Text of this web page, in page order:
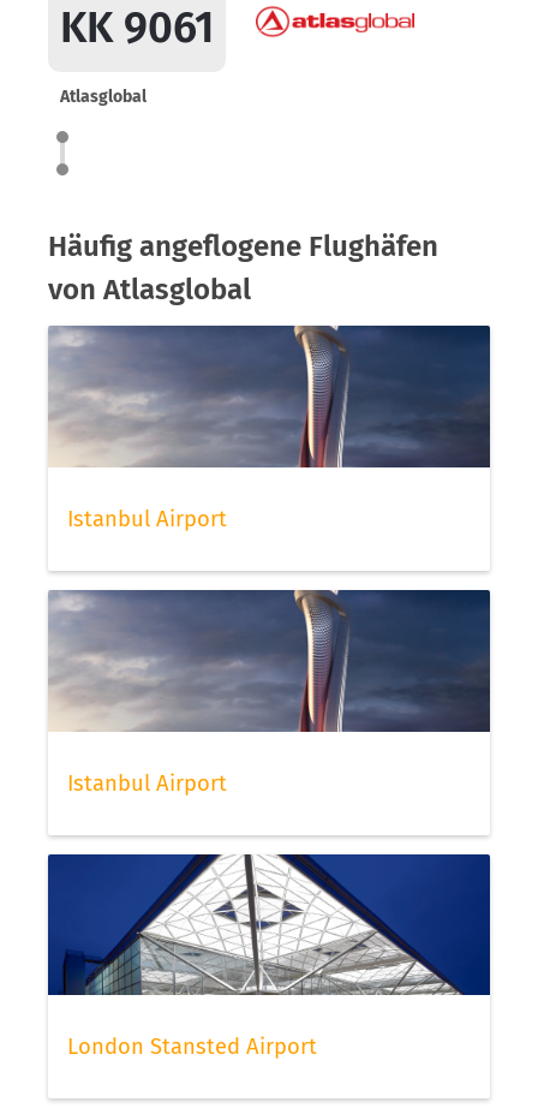
KK 9061
Atlasglobal
Häufig angeflogene Flughäfen
von Atlasglobal
Istanbul Airport
Istanbul Airport
London Stansted Airport